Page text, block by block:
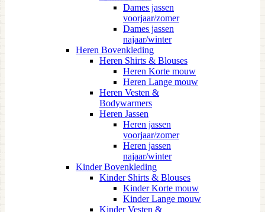
Dames jassen
voorjaar/zomer
Dames jassen
najaar/winter
Heren Bovenkleding
Heren Shirts & Blouses
Heren Korte mouw
Heren Lange mouw
Heren Vesten &
Bodywarmers
Heren Jassen
Heren jassen
voorjaar/zomer
Heren jassen
najaar/winter
Kinder Bovenkleding
Kinder Shirts & Blouses
Kinder Korte mouw
Kinder Lange mouw
Kinder Vesten &